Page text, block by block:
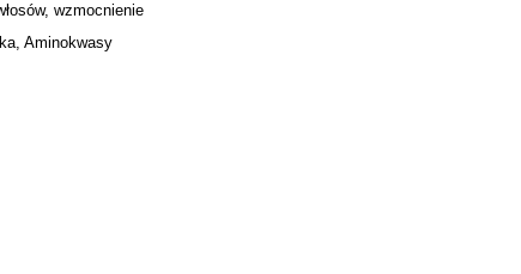
wzmocnienie
Aminokwasy